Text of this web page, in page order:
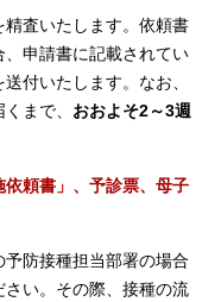
査いたします。依頼書
申請書に記載されてい
付いたします。なお、
まで、 おおよそ2～3週
依頼書」、予診票、母子
防接種担当部署の場合
い。その際、接種の流